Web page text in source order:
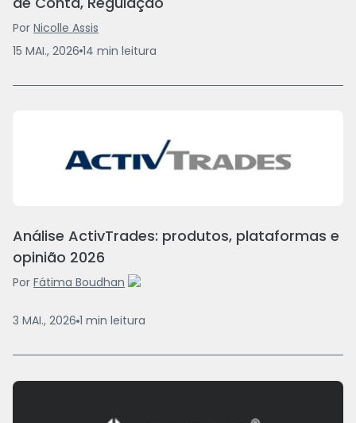
Por Nicolle Assis
15 MAI., 2026 14 min leitura
Análise ActivTrades: produtos, plataformas e
opinião 2026
Por Fátima Boudhan
3 MAI., 2026 1 min leitura